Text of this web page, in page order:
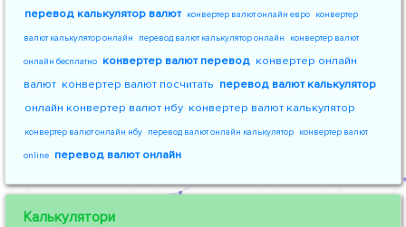
перевод калькулятор валют конвертер валют онлайн евро конвертер
валют калькулятор онлайн перевод валют калькулятор онлайн конвертер валют
онлайн бесплатно конвертер валют перевод конвертер онлайн
валют конвертер валют посчитать перевод валют калькулятор
онлайн конвертер валют нбу конвертер валют калькулятор
конвертер валют онлайн нбу перевод валют онлайн калькулятор конвертер валют
online перевод валют онлайн
Калькулятори